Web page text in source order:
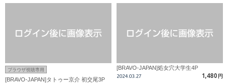
ブラウザ視聴専用
[BRAVO-JAPAN]タトゥー京介 初交尾3P
[BRAVO-JAPAN]処女穴大学生4P
2024.03.27 1,480 円